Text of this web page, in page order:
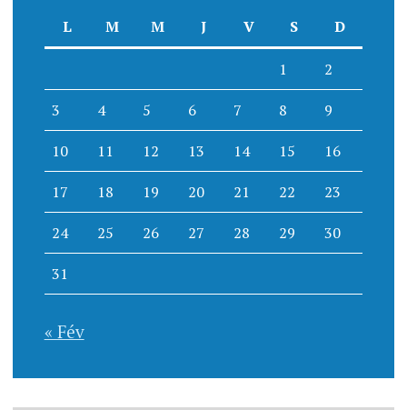
L
M M J V S D
1 2
3 4 5 6 7 8 9
10 11 12 13 14 15 16
17 18 19 20 21 22 23
24 25 26 27 28 29 30
31
« Fév